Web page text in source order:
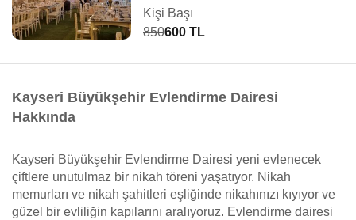
Kişi Başı
850600 TL
Kayseri Büyükşehir Evlendirme Dairesi
Hakkında
Kayseri Büyükşehir Evlendirme Dairesi yeni evlenecek
çiftlere unutulmaz bir nikah töreni yaşatıyor. Nikah
memurları ve nikah şahitleri eşliğinde nikahınızı kıyıyor ve
güzel bir evliliğin kapılarını aralıyoruz. Evlendirme dairesi